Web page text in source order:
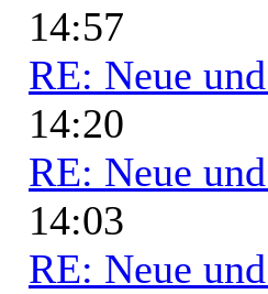
14:57
RE: Neue
14:20
RE: Neue
14:03
RE: Neue